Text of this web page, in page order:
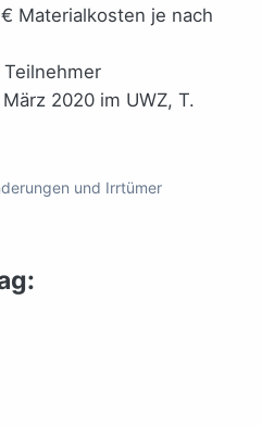
Materialkosten je nach
Teilnehmer
2020 im UWZ, T.
und Irrtümer